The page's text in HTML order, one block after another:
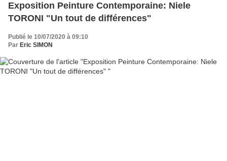
Exposition Peinture Contemporaine: Niele
TORONI "Un tout de différences"
Publié le 10/07/2020 à 09:10
Par Eric SIMON